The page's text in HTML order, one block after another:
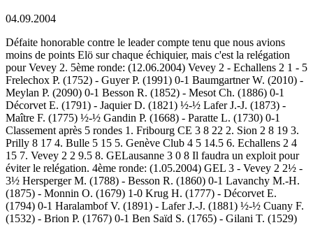
04.09.2004
Défaite honorable contre le leader compte tenu que nous avions
moins de points Elö sur chaque échiquier, mais c'est la relégation
pour Vevey 2. 5ème ronde: (12.06.2004) Vevey 2 - Echallens 2 1 - 5
Frelechox P. (1752) - Guyer P. (1991) 0-1 Baumgartner W. (2010) -
Meylan P. (2090) 0-1 Besson R. (1852) - Mesot Ch. (1886) 0-1
Décorvet E. (1791) - Jaquier D. (1821) ½-½ Lafer J.-J. (1873) -
Maître F. (1775) ½-½ Gandin P. (1668) - Paratte L. (1730) 0-1
Classement après 5 rondes 1. Fribourg CE 3 8 22 2. Sion 2 8 19 3.
Prilly 8 17 4. Bulle 5 15 5. Genève Club 4 5 14.5 6. Echallens 2 4
15 7. Vevey 2 2 9.5 8. GELausanne 3 0 8 Il faudra un exploit pour
éviter le relégation. 4ème ronde: (1.05.2004) GEL 3 - Vevey 2 2½ -
3½ Hersperger M. (1788) - Besson R. (1860) 0-1 Lavanchy M.-H.
(1875) - Monnin O. (1679) 1-0 Krug H. (1777) - Décorvet E.
(1794) 0-1 Haralambof V. (1891) - Lafer J.-J. (1881) ½-½ Cuany F.
(1532) - Brion P. (1767) 0-1 Ben Saïd S. (1765) - Gilani T. (1529)